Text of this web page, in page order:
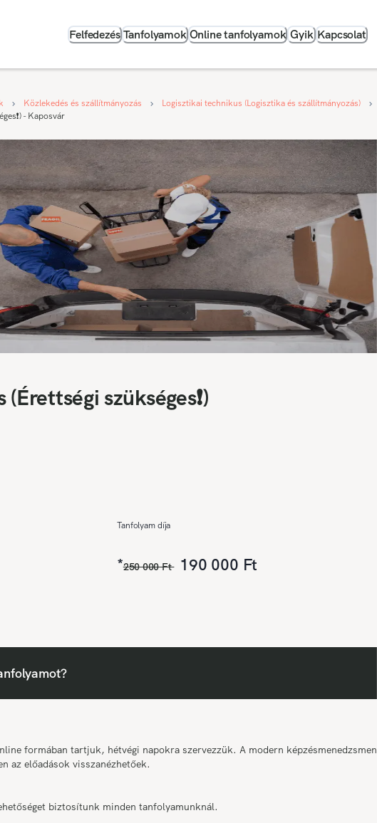
Felfedezés Tanfolyamok Online tanfolyamok Gyik Kapcsolat
Közlekedés és szállítmányozás
Logisztikai technikus (Logisztika és szállítmányozás)
- Kaposvár
szükséges❗)
Tanfolyam díja
*250 000 Ft 190 000 Ft
formában tartjuk, hétvégi napokra szervezzük. A modern képzésmenedzsment
az előadások visszanézhetőek.
biztosítunk minden tanfolyamunknál.